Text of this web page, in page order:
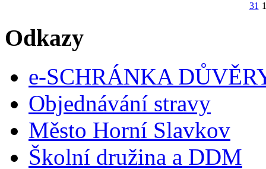
31 1
Odkazy
e-SCHRÁNKA
Objednávání stravy
Město Horní Slavkov
Školní družina a DDM